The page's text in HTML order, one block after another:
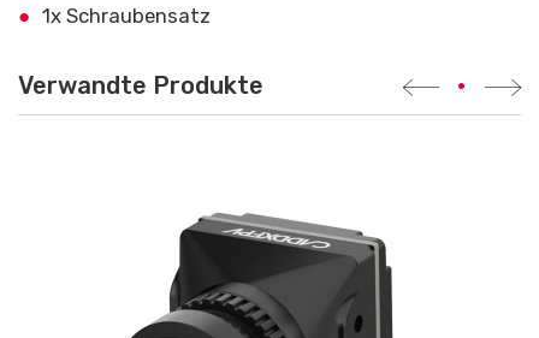
1x Schraubensatz
Verwandte Produkte •